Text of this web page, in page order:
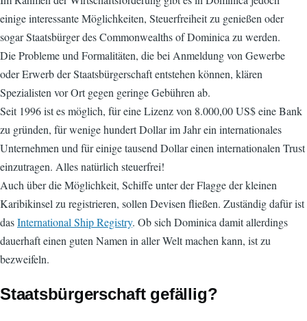
einige interessante Möglichkeiten, Steuerfreiheit zu genießen oder
sogar Staatsbürger des Commonwealths of Dominica zu werden.
Die Probleme und Formalitäten, die bei Anmeldung von Gewerbe
oder Erwerb der Staatsbürgerschaft entstehen können, klären
Spezialisten vor Ort gegen geringe Gebühren ab.
Seit 1996 ist es möglich, für eine Lizenz von 8.000,00 US$ eine Bank
zu gründen, für wenige hundert Dollar im Jahr ein internationales
Unternehmen und für einige tausend Dollar einen internationalen Trust
einzutragen. Alles natürlich steuerfrei!
Auch über die Möglichkeit, Schiffe unter der Flagge der kleinen
Karibikinsel zu registrieren, sollen Devisen fließen. Zuständig dafür ist
dasInternational Ship Registry. Ob sich Dominica damit allerdings
dauerhaft einen guten Namen in aller Welt machen kann, ist zu
bezweifeln.
Staatsbürgerschaft gefällig?